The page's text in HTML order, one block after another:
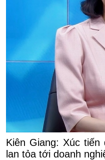
Kiên Giang: Xúc
lan tỏa tới doanh